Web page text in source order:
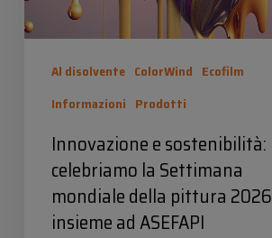
della
insieme
ASEFAPI
Al disolvente ColorWind Ecofilm
Informazioni Prodotti
Innovazione e sostenibilità:
celebriamo la Settimana
mondiale della pittura 2026
insieme ad ASEFAPI